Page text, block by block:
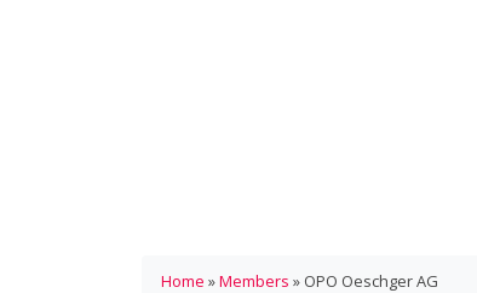
Home »Members » OPO Oeschger AG